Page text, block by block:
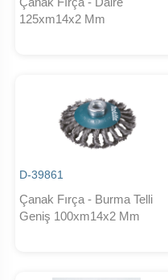
125xm14x2 Mm
D-39861
Çanak Fırça - Burma Telli
Geniş 100xm14x2 Mm